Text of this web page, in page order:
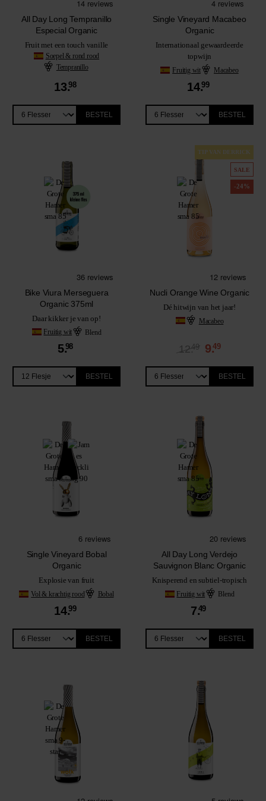
All Day Long Tempranillo
Especial Organic
Fruit met een touch vanille
Soepel & rond rood
Tempranillo
13.98
BESTEL
Single Vineyard Macabeo
Organic
Internationaal gewaardeerde
topwijn
Fruitig wit Macabeo
14.99
BESTEL
Bike Viura Merseguera
Organic 375ml
Daar kikker je van op!
Fruitig wit Blend
5.98
BESTEL
TIP VAN DERRICK
SALE
-24%
Nucli Orange Wine Organic
Dé hitwijn van het jaar!
Macabeo
12.49 9.49
BESTEL
Single Vineyard Bobal
Organic
Explosie van fruit
Vol & krachtig rood Bobal
14.99
BESTEL
All Day Long Verdejo
Sauvignon Blanc Organic
Knisperend en subtiel-tropisch
Fruitig wit Blend
7.49
BESTEL